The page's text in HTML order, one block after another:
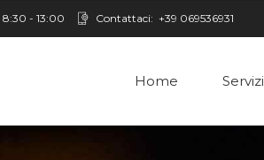
8:30 - 13:00 Contattaci: +39 069536931
Home Servizi